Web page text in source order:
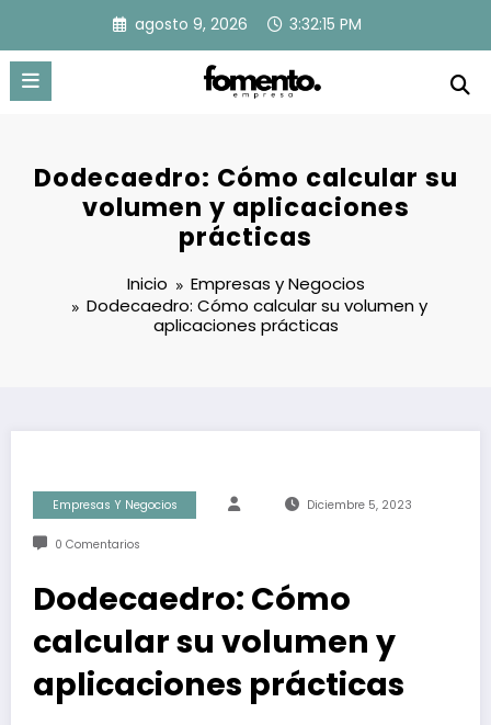
contenido
agosto 9, 2026 3:32:16 PM
Dodecaedro: Cómo calcular su
volumen y aplicaciones
prácticas
Inicio
Empresas y Negocios
Dodecaedro: Cómo calcular su volumen y
aplicaciones prácticas
Empresas Y Negocios Diciembre 5, 2023
0 Comentarios
Dodecaedro: Cómo
calcular su volumen y
aplicaciones prácticas